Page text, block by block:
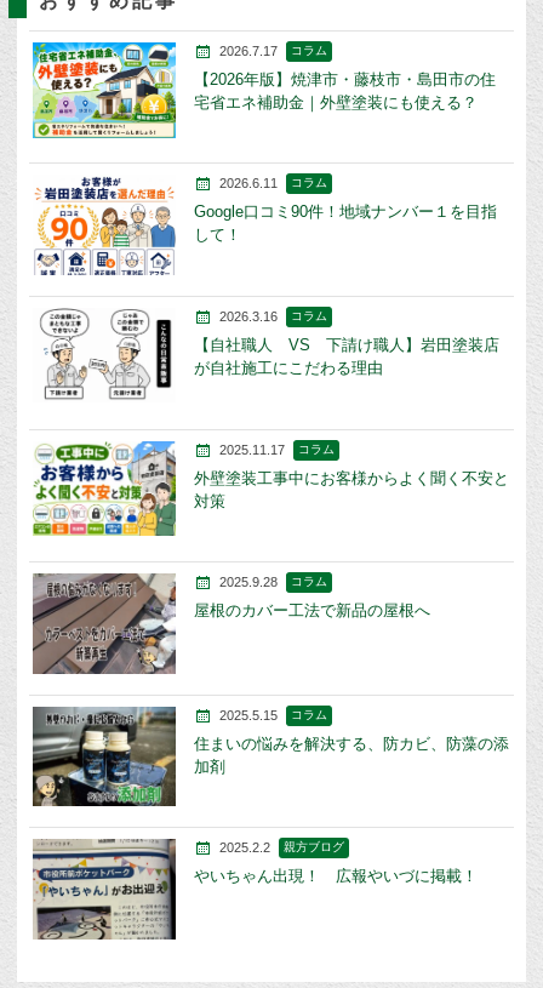
2026.7.17 コラム
【2026年版】焼津市・藤枝市・島田市の住
宅省エネ補助金｜外壁塗装にも使える？
2026.6.11 コラム
Google口コミ90件！地域ナンバー１を目指
して！
2026.3.16 コラム
【自社職人 VS 下請け職人】岩田塗装店
が自社施工にこだわる理由
2025.11.17 コラム
外壁塗装工事中にお客様からよく聞く不安と
対策
2025.9.28 コラム
屋根のカバー工法で新品の屋根へ
2025.5.15 コラム
住まいの悩みを解決する、防カビ、防藻の添
加剤
2025.2.2 親方ブログ
やいちゃん出現！ 広報やいづに掲載！